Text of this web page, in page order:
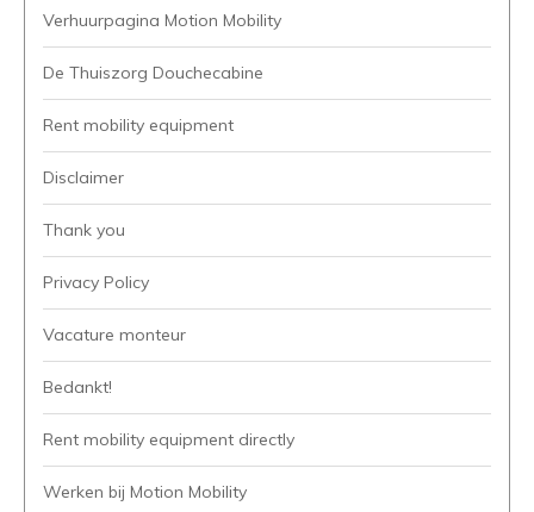
Verhuurpagina Motion Mobility
De Thuiszorg Douchecabine
Rent mobility equipment
Disclaimer
Thank you
Privacy Policy
Vacature monteur
Bedankt!
Rent mobility equipment directly
Werken bij Motion Mobility